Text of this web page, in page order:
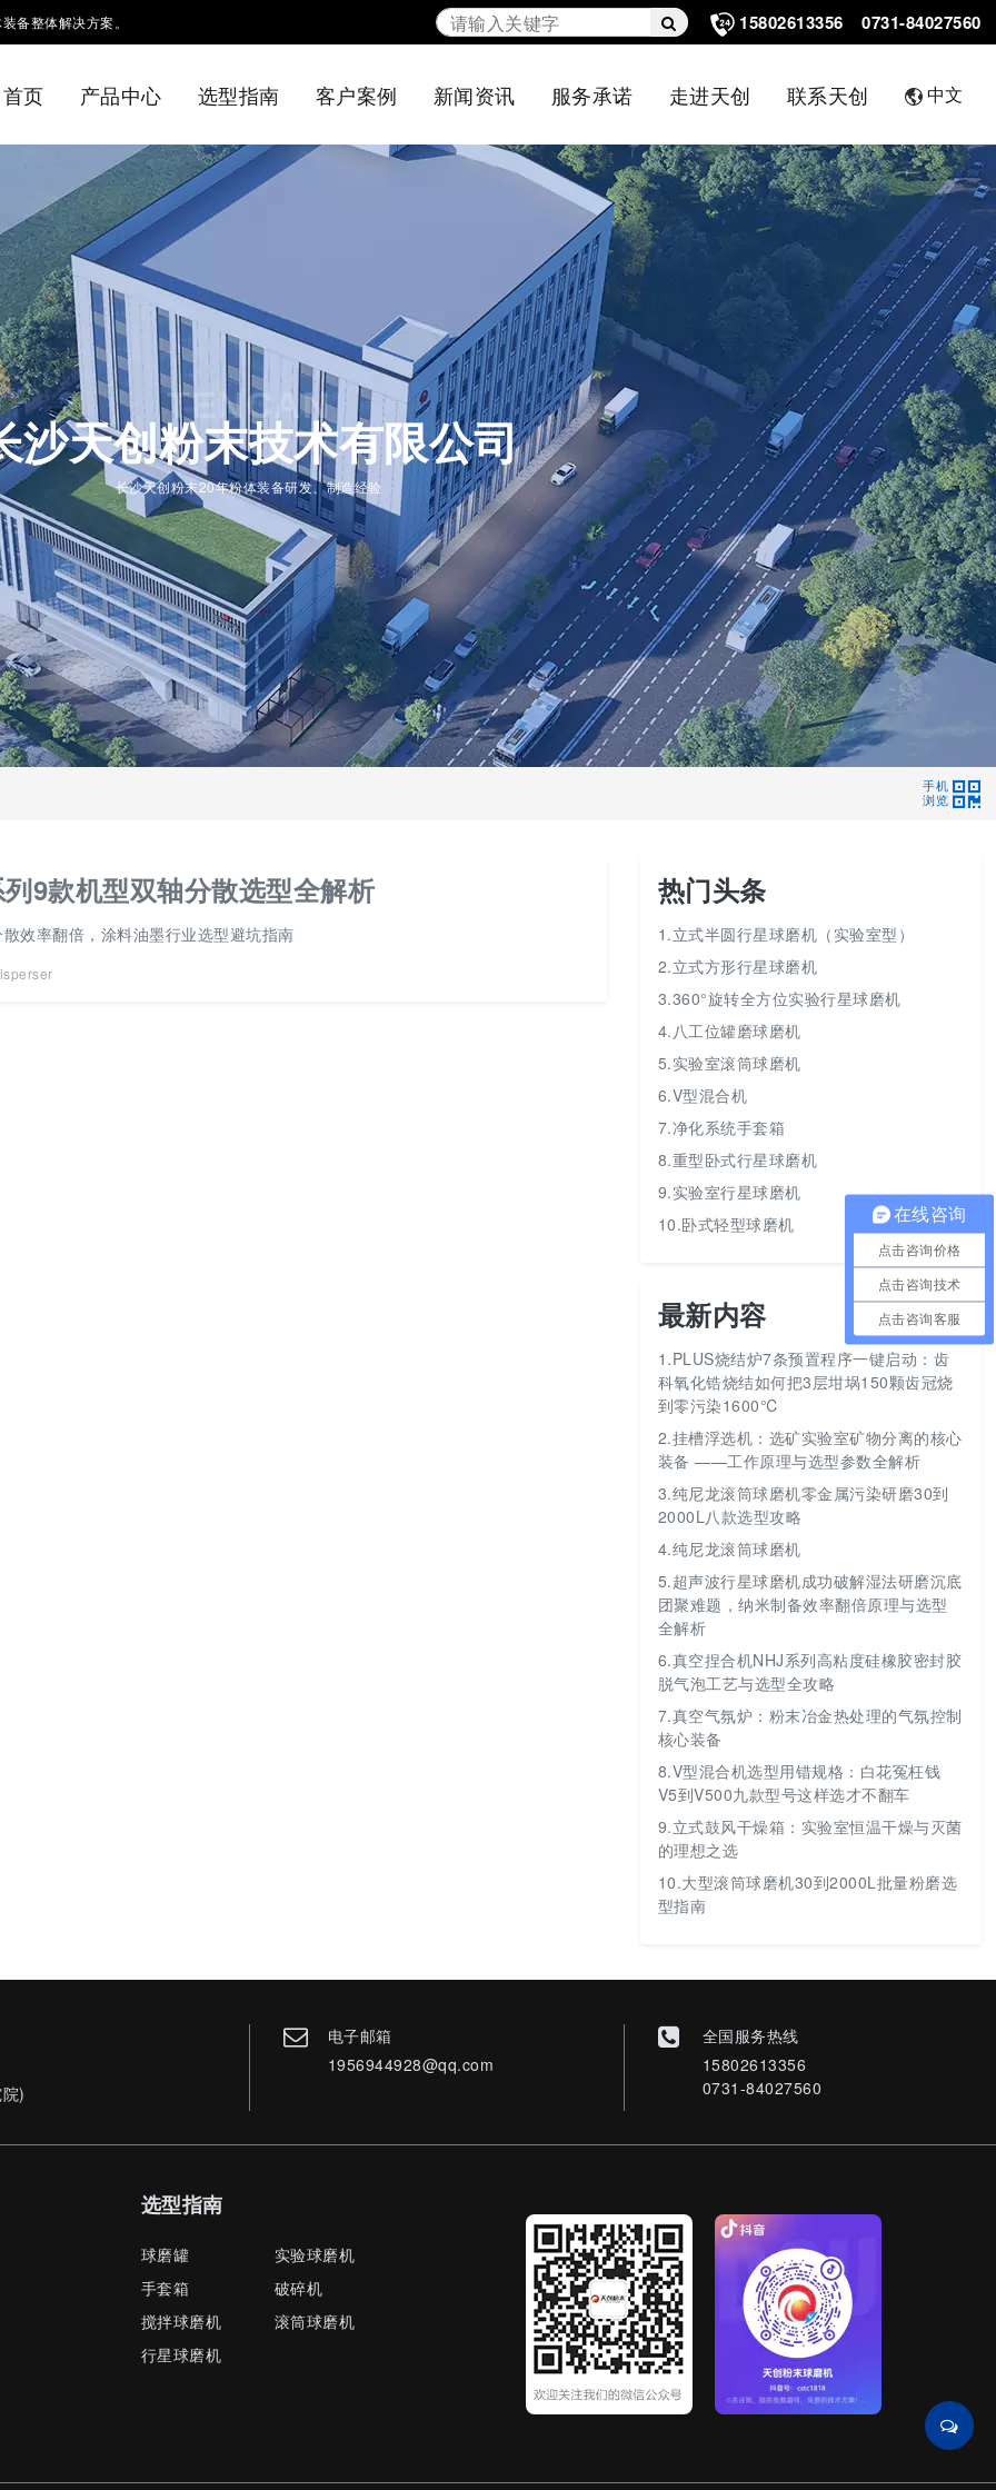
备整体解决方案。 15802613356 0731-84027560
首页 产品中心 选型指南 客户案例 新闻资讯 服务承诺 走进天创 联系天创 中文
沙天创粉末技术有限公司
TENCAN
长沙天创粉末20年粉体装备研发、制造经验
手机
浏览
9款机型双轴分散选型全解析
效率翻倍，涂料油墨行业选型避坑指南
热门头条
1.立式半圆行星球磨机（实验室型）
2.立式方形行星球磨机
3.360°旋转全方位实验行星球磨机
4.八工位罐磨球磨机
5.实验室滚筒球磨机
6.V型混合机
7.净化系统手套箱
8.重型卧式行星球磨机
9.实验室行星球磨机
10.卧式轻型球磨机
最新内容
1.PLUS烧结炉7条预置程序一键启动：齿
科氧化锆烧结如何把3层坩埚150颗齿冠烧
到零污染1600℃
2.挂槽浮选机：选矿实验室矿物分离的核心
装备 ——工作原理与选型参数全解析
3.纯尼龙滚筒球磨机零金属污染研磨30到
2000L八款选型攻略
4.纯尼龙滚筒球磨机
5.超声波行星球磨机成功破解湿法研磨沉底
团聚难题，纳米制备效率翻倍原理与选型
全解析
6.真空捏合机NHJ系列高粘度硅橡胶密封胶
脱气泡工艺与选型全攻略
7.真空气氛炉：粉末冶金热处理的气氛控制
核心装备
8.V型混合机选型用错规格：白花冤枉钱
V5到V500九款型号这样选才不翻车
9.立式鼓风干燥箱：实验室恒温干燥与灭菌
的理想之选
10.大型滚筒球磨机30到2000L批量粉磨选
型指南
)
电子邮箱
1956944928@qq.com
全国服务热线
15802613356
0731-84027560
选型指南
球磨罐
实验球磨机
手套箱
破碎机
搅拌球磨机
滚筒球磨机
行星球磨机
在线咨询
点击咨询价格
点击咨询技术
点击咨询客服